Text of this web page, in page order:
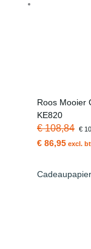
Roos Mooier
KE820
€ 108,84 €
€ 86,95 excl.
Cadeaupapier